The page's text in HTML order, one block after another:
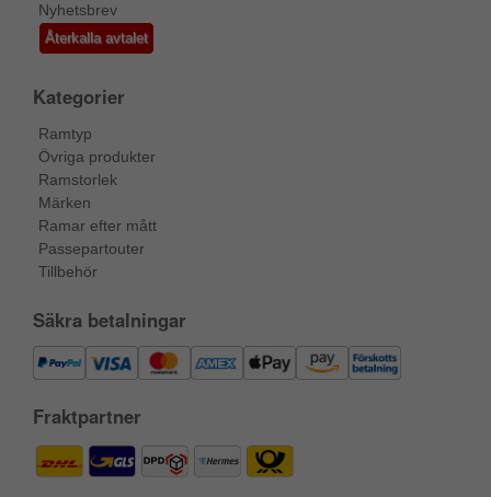
Nyhetsbrev
Återkalla avtalet
Kategorier
Ramtyp
Övriga produkter
Ramstorlek
Märken
Ramar efter mått
Passepartouter
Tillbehör
Säkra betalningar
Fraktpartner